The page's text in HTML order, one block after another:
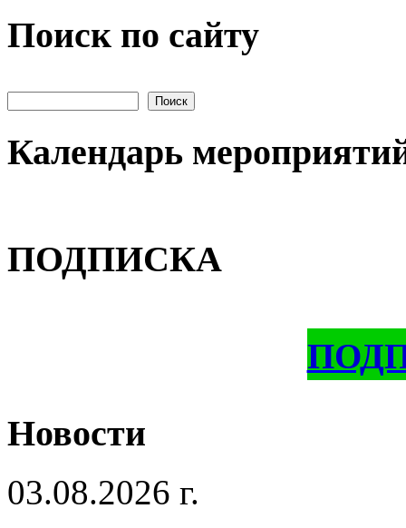
Поиск по сайту
Календарь
ПОДПИСКА
Новости
03.08.2026 г.